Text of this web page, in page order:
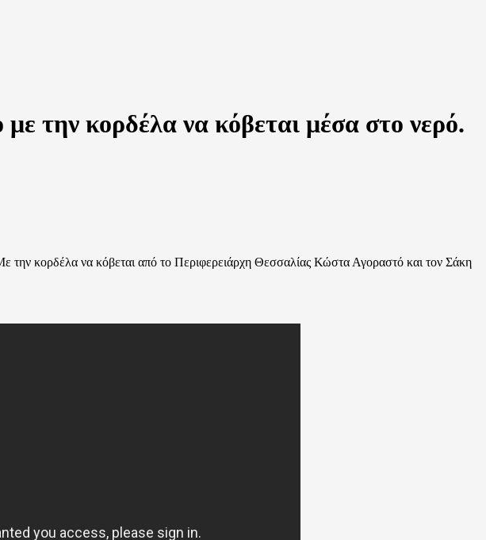
την κορδέλα να κόβεται μέσα στο νερό.
την κορδέλα να κόβεται από το Περιφερειάρχη Θεσσαλίας Κώστα Αγοραστό και τον Σάκη